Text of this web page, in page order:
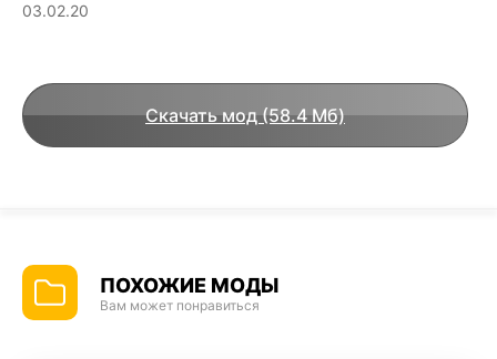
03.02.20
Скачать мод (58.4 Мб)
ПОХОЖИЕ МОДЫ
Вам может понравиться